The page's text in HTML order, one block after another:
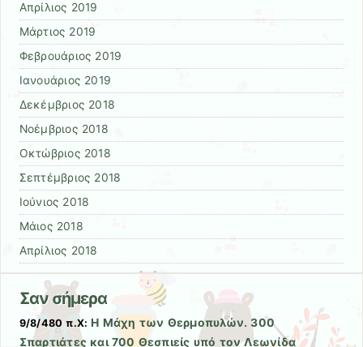
Απρίλιος 2019
Μάρτιος 2019
Φεβρουάριος 2019
Ιανουάριος 2019
Δεκέμβριος 2018
Νοέμβριος 2018
Οκτώβριος 2018
Σεπτέμβριος 2018
Ιούνιος 2018
Μάιος 2018
Απρίλιος 2018
Σαν σήμερα
9/8/480 π.Χ: Η Μάχη των Θερμοπυλών. 300
Σπαρτιάτες και 700 Θεσπιείς υπό τον Λεωνίδα